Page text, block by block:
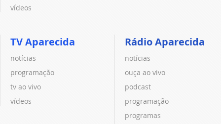
vídeos
TV Aparecida
notícias
programação
tv ao vivo
vídeos
Rádio Aparecida
notícias
ouça ao vivo
podcast
programação
programas